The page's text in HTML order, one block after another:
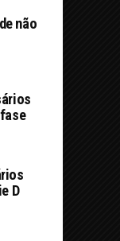
não
D